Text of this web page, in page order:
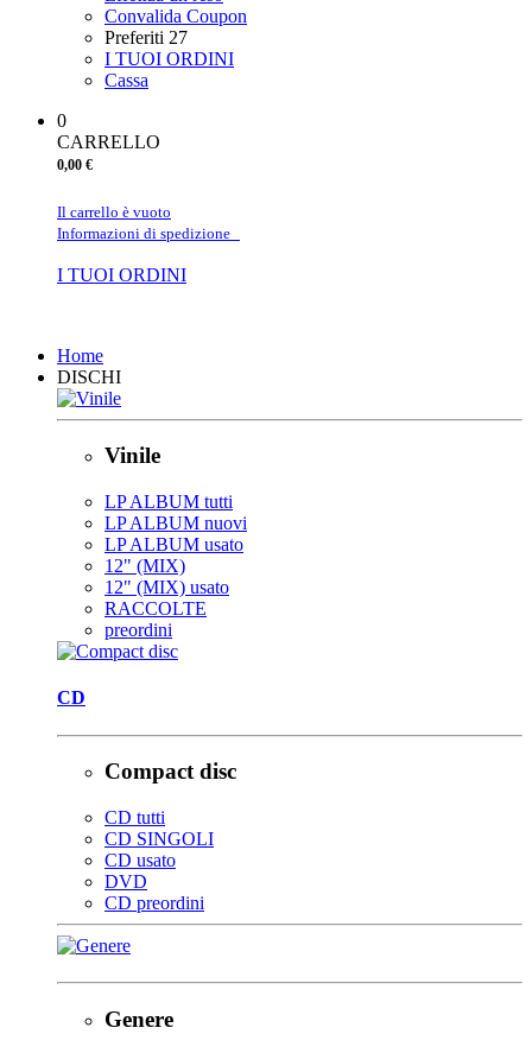
Convalida Coupon
Preferiti 27
I TUOI ORDINI
Cassa
0
CARRELLO
0,00 €
Il carrello è vuoto
Informazioni di spedizione
I TUOI ORDINI
Home
DISCHI
Vinile
LP ALBUM tutti
LP ALBUM nuovi
LP ALBUM usato
12" (MIX)
12" (MIX) usato
RACCOLTE
preordini
CD
Compact disc
CD tutti
CD SINGOLI
CD usato
DVD
CD preordini
Genere